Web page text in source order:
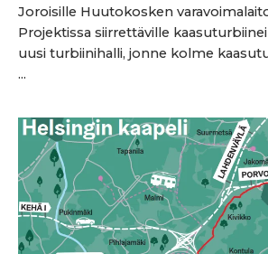
Joroisille Huutokosken
Projektissa siirrettäville
uusi turbiinihalli, jonne kolme
...